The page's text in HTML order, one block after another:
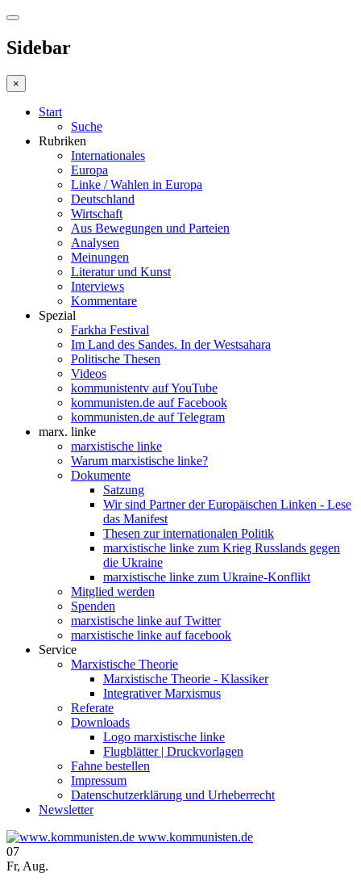
Sidebar
×
Start
Suche
Rubriken
Internationales
Europa
Linke / Wahlen in Europa
Deutschland
Wirtschaft
Aus Bewegungen und Parteien
Analysen
Meinungen
Literatur und Kunst
Interviews
Kommentare
Spezial
Farkha Festival
Im Land des Sandes. In der Westsahara
Politische Thesen
Videos
kommunistentv auf YouTube
kommunisten.de auf Facebook
kommunisten.de auf Telegram
marx. linke
marxistische linke
Warum marxistische linke?
Dokumente
Satzung
Wir sind Partner der Europäischen Linken - Lese
das Manifest
Thesen zur internationalen Politik
marxistische linke zum Krieg Russlands gegen
die Ukraine
marxistische linke zum Ukraine-Konflikt
Mitglied werden
Spenden
marxistische linke auf Twitter
marxistische linke auf facebook
Service
Marxistische Theorie
Marxistische Theorie - Klassiker
Integrativer Marxismus
Referate
Downloads
Logo marxistische linke
Flugblätter | Druckvorlagen
Fahne bestellen
Impressum
Datenschutzerklärung und Urheberrecht
Newsletter
www.kommunisten.de
07
Fr, Aug.